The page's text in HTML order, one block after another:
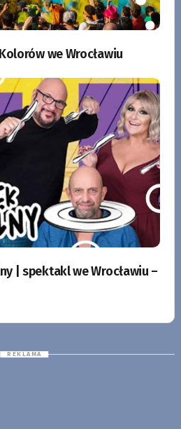
we Wrocławiu
| spektakl we Wrocławiu –